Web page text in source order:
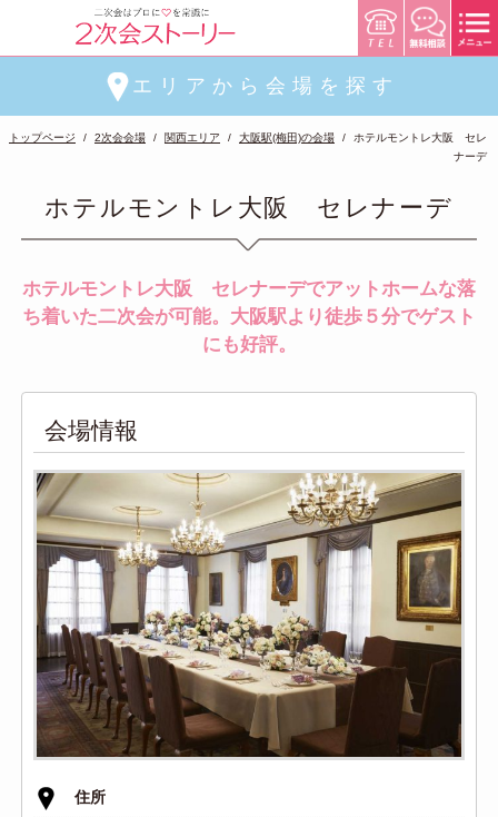
エリアから会場を探す
トップページ 2次会会場 関西エリア 大阪駅(梅田)の会場
ホテルモントレ大阪 セレ
ナーデ
ホテルモントレ大阪 セレナーデ
ホテルモントレ大阪 セレナーデでアットホームな落
ち着いた二次会が可能。大阪駅より徒歩５分でゲスト
にも好評。
会場情報
住所